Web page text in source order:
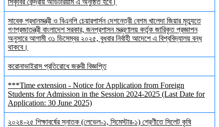
সিকৃবির কেন্দ্রীয় অডিটরিয়াম এ অনুষ্ঠিত হবে।
সাবেক প্রধানমন্ত্রী ও বিএনপি চেয়ারপার্সন দেশনেত্রী বেগম খালেদা জিয়ার মৃত্যুতে
গণপ্রজাতন্ত্রী বাংলাদেশ সরকার, জনপ্রশাসন মন্ত্রণালয় কর্তৃক জারিকৃত প্রজ্ঞাপন
অনুসারে আগামী ৩১ ডিসেম্বর ২০২৫, বুধবার নির্বাহী আদেশে এ বিশ্ববিদ্যালয় বন্ধ
থাকবে।
করোনাভাইরাস প্রতিরোধে জরুরী বিজ্ঞপ্তি
***Time extension - Notice for Application from Foreign
Students for Admission in the Session 2024-2025 (Last Date for
Application: 30 June 2025)
২০২৪-২৫ শিক্ষাবর্ষের স্নাতক (লেভেল-১, সিমেস্টার-১) শ্রেণীতে সিলেট কৃষি